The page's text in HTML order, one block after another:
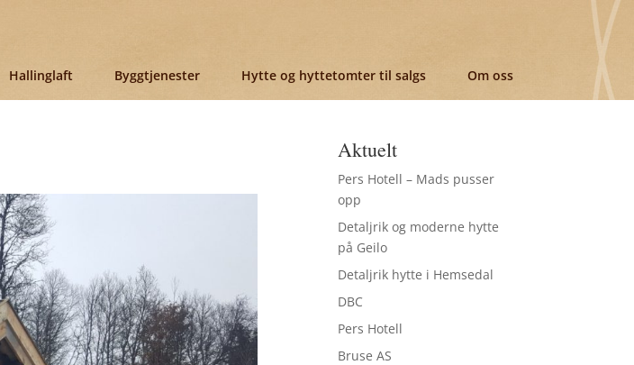
Hallinglaft Byggtjenester Hytte og hyttetomter til salgs Om oss
Aktuelt
Pers Hotell – Mads pusser
opp
Detaljrik og moderne hytte
på Geilo
Detaljrik hytte i Hemsedal
DBC
Pers Hotell
Bruse AS